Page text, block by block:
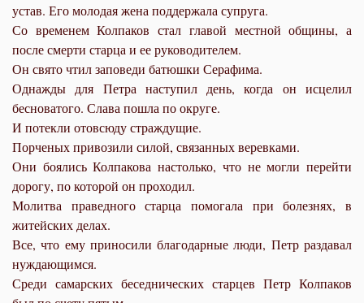
устав. Его молодая жена поддержала супруга.
Со временем Колпаков стал главой местной общины, а
после смерти старца и ее руководителем.
Он свято чтил заповеди батюшки Серафима.
Однажды для Петра наступил день, когда он исцелил
бесноватого. Слава пошла по округе.
И потекли отовсюду страждущие.
Порченых привозили силой, связанных веревками.
Они боялись Колпакова настолько, что не могли перейти
дорогу, по которой он проходил.
Молитва праведного старца помогала при болезнях, в
житейских делах.
Все, что ему приносили благодарные люди, Петр раздавал
нуждающимся.
Среди самарских беседнических старцев Петр Колпаков